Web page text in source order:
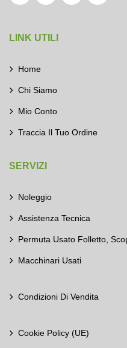
LINK UTILI
Home
Chi Siamo
Mio Conto
Traccia Il Tuo Ordine
SERVIZI
Noleggio
Assistenza Tecnica
Permuta Usato Folletto,
Macchinari Usati
Condizioni Di Vendita
Cookie Policy (UE)